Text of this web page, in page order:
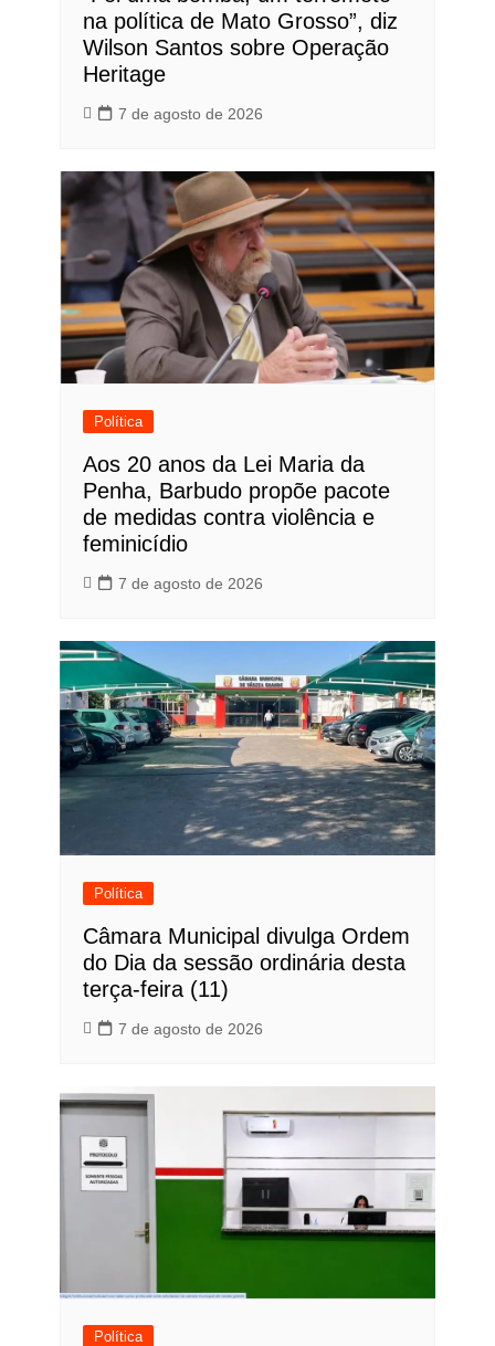
na política de Mato Grosso”, diz
Wilson Santos sobre Operação
Heritage
7 de agosto de 2026
Política
Aos 20 anos da Lei Maria da
Penha, Barbudo propõe pacote
de medidas contra violência e
feminicídio
7 de agosto de 2026
Política
Câmara Municipal divulga Ordem
do Dia da sessão ordinária desta
terça-feira (11)
7 de agosto de 2026
Política